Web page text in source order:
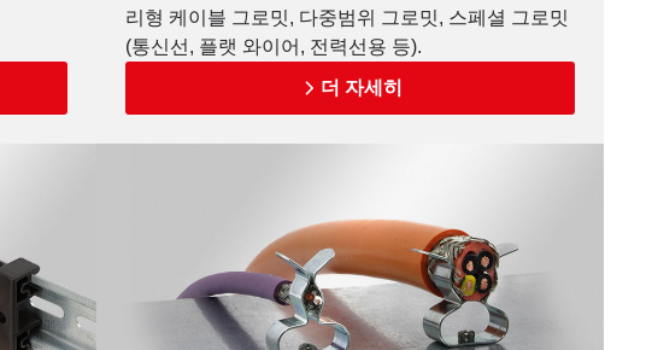
리형 케이블 그로밋, 다중범위 그로밋, 스페셜 그로밋
(통신선, 플랫 와이어, 전력선용 등).
더 자세히